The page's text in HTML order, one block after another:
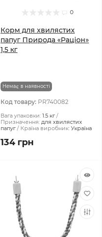
0
Корм для хвилястих
папуг Природа «Раціон»
1,5 кг
Немає в наявності
Код товару: PR740082
Вага упаковки: 1.5 кг
Призначення: для хвилястих
папуг
Країна виробник: Україна
134 грн